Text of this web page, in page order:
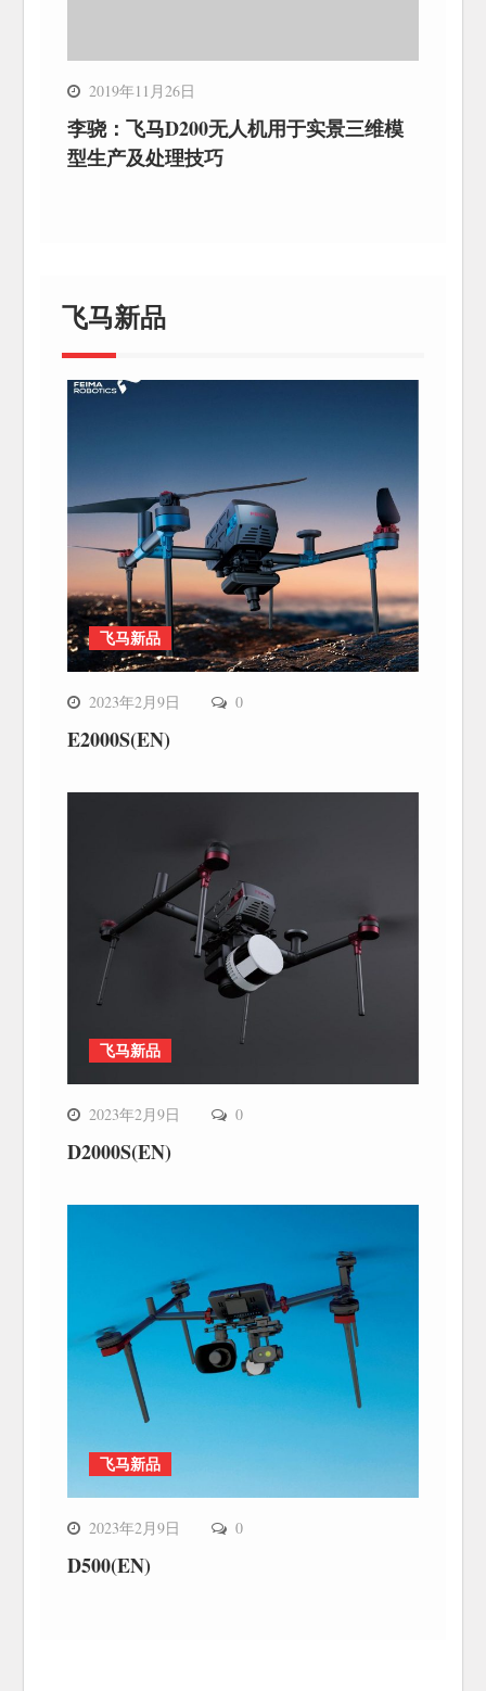
2019年11月26日
李骁：飞马D200无人机用于实景三维模
型生产及处理技巧
飞马新品
飞马新品
2023年2月9日 0
E2000S(EN)
飞马新品
2023年2月9日 0
D2000S(EN)
飞马新品
2023年2月9日 0
D500(EN)